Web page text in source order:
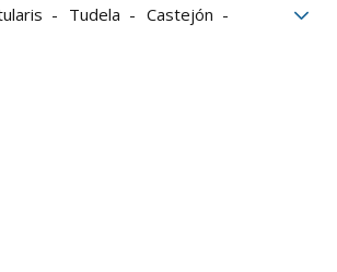
Tudela
Castejón